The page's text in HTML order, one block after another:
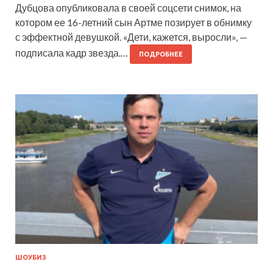
Дубцова опубликовала в своей соцсети снимок, на
котором ее 16-летний сын Артме позирует в обнимку
с эффектной девушкой. «Дети, кажется, выросли», —
подписала кадр звезда.…
ПОДРОБНЕЕ
ШОУБИЗ